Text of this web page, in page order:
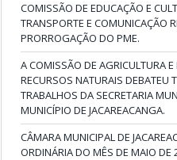
COMISSÃO DE EDUCAÇÃO E
TRANSPORTE E COMUNICAÇÃO
PRORROGAÇÃO DO PME.
A COMISSÃO DE AGRICULTURA
RECURSOS NATURAIS DEBATEU
TRABALHOS DA SECRETARIA
MUNICÍPIO DE JACAREACANGA.
CÂMARA MUNICIPAL DE
ORDINÁRIA DO MÊS DE MAIO DE